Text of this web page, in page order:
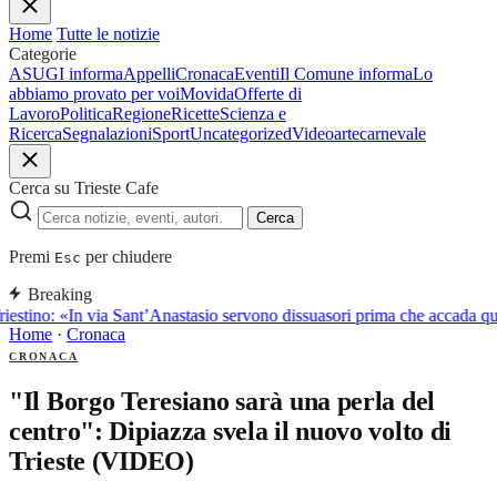
Home Tutte le notizie
Categorie
ASUGI informaAppelliCronacaEventiIl Comune informaLo
abbiamo provato per voiMovidaOfferte di
LavoroPoliticaRegioneRicetteScienza e
RicercaSegnalazioniSportUncategorizedVideoartecarnevale
Cerca su Trieste Cafe
Cerca
Premi Esc per chiudere
Breaking
«In via Sant’Anastasio servono dissuasori prima che accada
Home · Cronaca
CRONACA
"Il Borgo Teresiano sarà una perla del
centro": Dipiazza svela il nuovo volto di
Trieste (VIDEO)